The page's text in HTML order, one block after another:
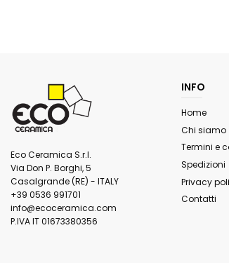
Eco Ceramica S.r.l.
Via Don P. Borghi, 5
Casalgrande (RE) - ITALY
+39 0536 991701
info@ecoceramica.com
P.IVA IT 01673380356
INFO
Home
Chi siamo
Termini e
Spedizioni
Privacy
Contatti